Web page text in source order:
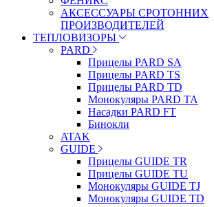
АКСЕССУАРЫ СРОТОННИХ
ПРОИЗВОДИТЕЛЕЙ
ТЕПЛОВИЗОРЫ
PARD
Прицелы PARD SA
Прицелы PARD TS
Прицелы PARD TD
Монокуляры PARD TA
Насадки PARD FT
Бинокли
ATAK
GUIDE
Прицелы GUIDE TR
Прицелы GUIDE TU
Монокуляры GUIDE TJ
Монокуляры GUIDE TD